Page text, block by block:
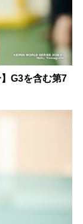
G3を含む第7